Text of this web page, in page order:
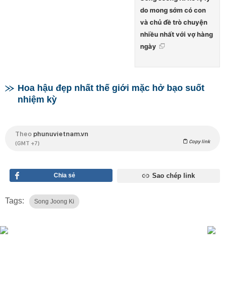
do mong sớm có con
và chủ đề trò chuyện
nhiều nhất với vợ hàng
ngày
Hoa hậu đẹp nhất thế giới mặc hở bạo suốt
nhiệm kỳ
Theo phunuvietnam.vn
(GMT +7) Copy link
Chia sẻ Sao chép link
Tags: Song Joong Ki